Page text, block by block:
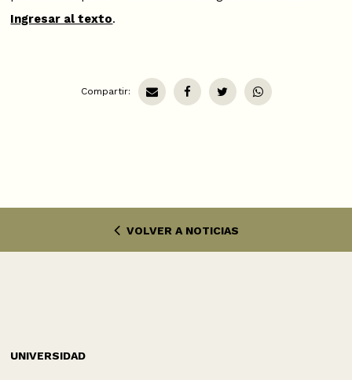
Ingresar al texto.
Compartir:
VOLVER A NOTICIAS
UNIVERSIDAD